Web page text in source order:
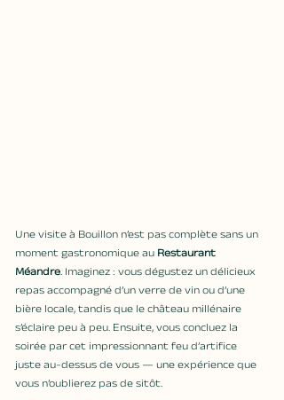
Une visite à Bouillon n’est pas complète sans un
moment gastronomique au Restaurant
Méandre. Imaginez : vous dégustez un délicieux
repas accompagné d’un verre de vin ou d’une
bière locale, tandis que le château millénaire
s’éclaire peu à peu. Ensuite, vous concluez la
soirée par cet impressionnant feu d’artifice
juste au-dessus de vous — une expérience que
vous n’oublierez pas de sitôt.